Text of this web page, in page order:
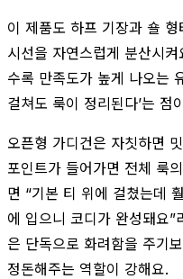
이 제품도 하프 기장과 숄
시선을 자연스럽게 분산시
수록 만족도가 높게 나오는
걸쳐도 룩이 정리된다’는 점
오픈형 가디건은 자칫하면
포인트가 들어가면 전체 룩
면 “기본 티 위에 걸쳤는데
에 입으니 코디가 완성돼요
은 단독으로 화려함을 주기
정돈해주는 역할이 강해요.